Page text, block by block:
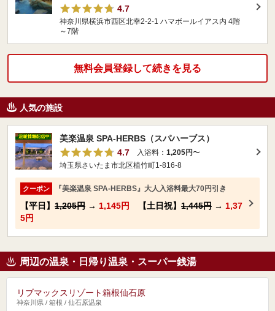
4.7
神奈川県横浜市西区北幸2-2-1 ハマボールイアス内 4階
～7階
無料会員登録して続きを見る
人気の施設
美楽温泉 SPA-HERBS（スパハーブス）
4.7
入浴料： 1,205円〜
埼玉県さいたま市北区植竹町1-816-8
クーポン 『美楽温泉 SPA-HERBS』大人入浴料最大70円引き
【平日】 1,205円 → 1,145円 【土日祝】 1,445円 → 1,37
5円
周辺の温泉・日帰り温泉・スーパー銭湯
リブマックスリゾート箱根仙石原
神奈川県 / 箱根 / 仙石原温泉